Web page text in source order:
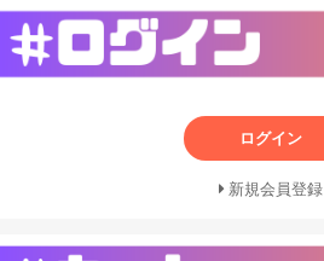
ログイン
新規会員登録